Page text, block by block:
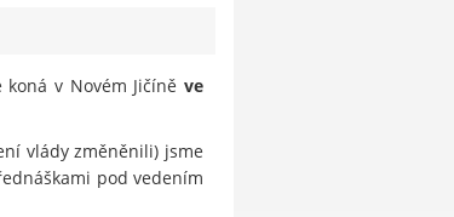
v Novém Jičíněve
vlády změněnili) jsme
pod vedením